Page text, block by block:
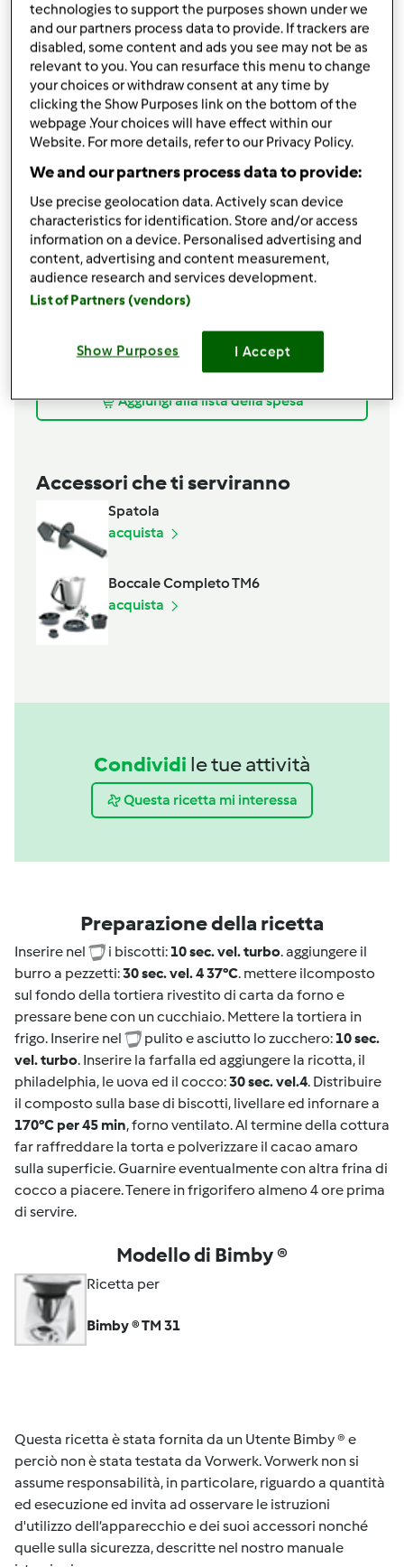
Aggiungi alle mie raccolte
condividi la ricetta
Ingredienti
120gdi burro morbido
250gdi biscotti con gocce di cioccolato
100gdi zucchero
250gdi ricotta
240gdi philadelphia (3 panetti)
farina di cocco
Aggiungi alla lista della spesa
Accessori che ti serviranno
Spatola
acquista
Boccale Completo TM6
acquista
Condividi le tue attività
Questa ricetta mi interessa
Preparazione della ricetta
Inserire nel i biscotti: 10 sec. vel. turbo. aggiungere il
burro a pezzetti:30 sec. vel. 4 37°C. mettere ilcomposto
sul fondo della tortiera rivestito di carta da forno e
pressare bene con un cucchiaio. Mettere la tortiera in
frigo. Inserire nel
pulito e asciutto lo zucchero: 10 sec.
vel. turbo. Inserire la farfalla ed aggiungere la ricotta, il
philadelphia, le uova ed il cocco:30 sec. vel.4. Distribuire
il composto sulla base di biscotti, livellare ed infornare a
170°C per 45 min, forno ventilato. Al termine della cottura
far raffreddare la torta e polverizzare il cacao amaro
sulla superficie. Guarnire eventualmente con altra frina di
cocco a piacere. Tenere in frigorifero almeno 4 ore prima
di servire.
Modello di Bimby ®
Ricetta per
Bimby ® TM 31
Questa ricetta è stata fornita da un Utente Bimby ® e
perciò non è stata testata da Vorwerk. Vorwerk non si
assume responsabilità, in particolare, riguardo a quantità
ed esecuzione ed invita ad osservare le istruzioni
d'utilizzo dell’apparecchio e dei suoi accessori nonché
quelle sulla sicurezza, descritte nel nostro manuale
technologies to support the purposes shown under we
and our partners process data to provide. If trackers are
disabled, some content and ads you see may not be as
relevant to you. You can resurface this menu to change
your choices or withdraw consent at any time by
clicking the Show Purposes link on the bottom of the
webpage .Your choices will have effect within our
Website. For more details, refer to our Privacy Policy.
We and our partners process data to provide:
Use precise geolocation data. Actively scan device
characteristics for identification. Store and/or access
information on a device. Personalised advertising and
content, advertising and content measurement,
audience research and services development.
List of Partners (vendors)
Show Purposes I Accept